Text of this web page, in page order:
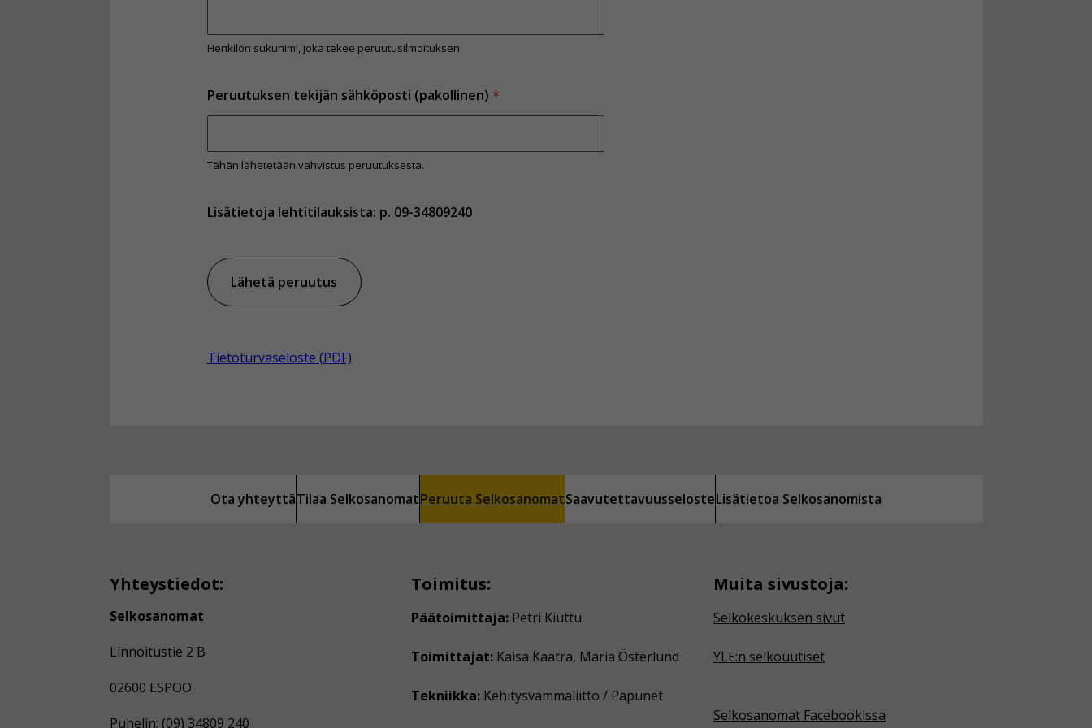
Henkilön sukunimi, joka tekee peruutusilmoituksen
Peruutuksen tekijän sähköposti (pakollinen) *
Tähän lähetetään vahvistus peruutuksesta.
Lisätietoja lehtitilauksista: p. 09-34809240
Lähetä peruutus
Tietoturvaseloste (PDF)
Ota yhteyttäTilaa SelkosanomatPeruuta SelkosanomatSaavutettavuusselosteLisätietoa Selkosanomista
Yhteystiedot:
Selkosanomat
Linnoitustie 2 B
02600 ESPOO
Puhelin: (09) 34809 240
Toimitus:
Päätoimittaja: Petri Kiuttu
Toimittajat: Kaisa Kaatra, Maria Österlund
Tekniikka: Kehitysvammaliitto / Papunet
Muita sivustoja:
Selkokeskuksen sivut
YLE:n selkouutiset
Selkosanomat Facebookissa